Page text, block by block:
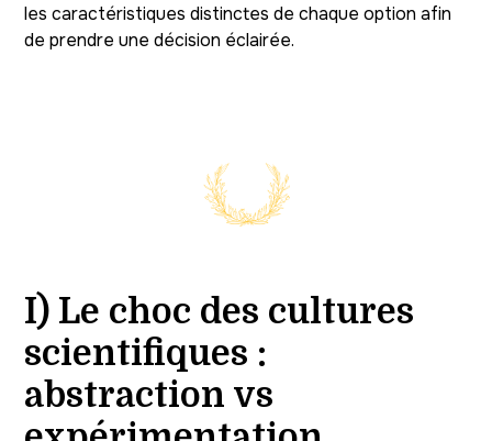
les caractéristiques distinctes de chaque option afin
de prendre une décision éclairée.
I) Le choc des cultures
scientifiques :
abstraction vs